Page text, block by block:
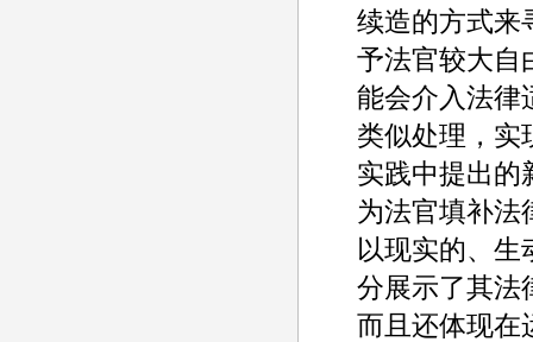
续造的方式来
予法官较大自
能会介入法律
类似处理，实
实践中提出的
为法官填补法
以现实的、
分展示了其法
而且还体现在